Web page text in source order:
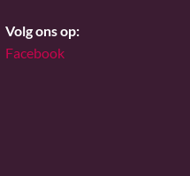
Volg ons op:
Facebook